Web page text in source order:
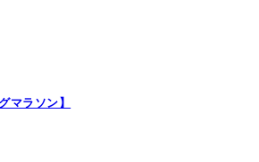
マラソン】